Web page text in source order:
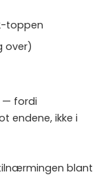
toppen
over)
— fordi
endene, ikke i
blant